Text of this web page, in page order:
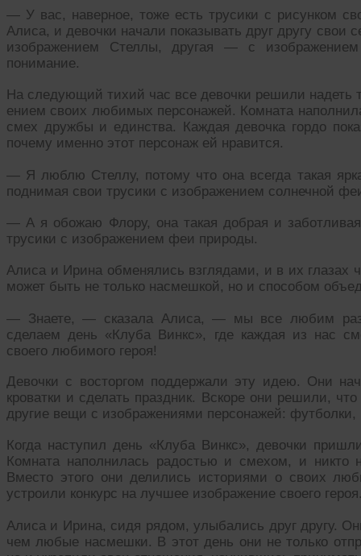
— У вас, наверное, тоже есть трусики с рисунком
Алиса, и девочки начали показывать друг другу свои
изображением Стеллы, другая — с
понимание.
На следующий тихий час все девочки решили надеть
ением своих любимых персонажей. Комната
смех дружбы и единства. Каждая девочка гордо
почему именно этот персонаж ей нравится.
— Я люблю Стеллу, потому что она всегда такая
поднимая свои трусики с изображением солнечной
— А я обожаю Флору, она такая добрая и
трусики с изображением феи природы.
Алиса и Ирина обменялись взглядами, и в их глазах
может быть не только насмешкой, но и способом
— Знаете, — сказала Алиса, — мы все любим
сделаем день «Клуба Винкс», где каждая из нас
своего любимого героя!
Девочки с восторгом поддержали эту идею. Они
кроватки и сделать праздник. Вскоре они решили,
другие вещи с изображениями персонажей: футболки,
Когда наступил день «Клуба Винкс», девочки
Комната наполнилась радостью и смехом, и никто
Вместо этого они делились историями о своих
устроили конкурс на лучшее изображение своего
Алиса и Ирина, сидя рядом, улыбались друг другу.
чем любые насмешки. В этот день они не только